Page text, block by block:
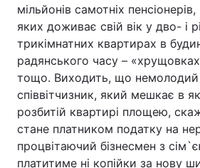
мільйонів самотніх
яких доживає свій вік у дво- і
трикімнатних квартирах в
радянського часу –
тощо. Виходить, що немолодий
співвітчизник, який мешкає в
розбитій квартирі площею,
стане платником податку на
процвітаючий бізнесмен з
платитиме ні копійки за нову